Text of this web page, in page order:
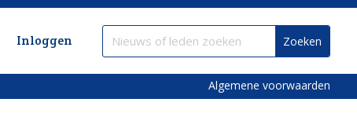
Inloggen
Algemene voorwaarden